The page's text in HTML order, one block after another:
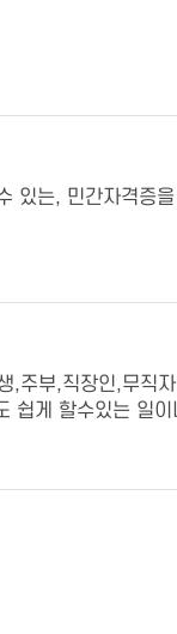
있는, 민간자격
부,직장인,무직
게 할수있는 일